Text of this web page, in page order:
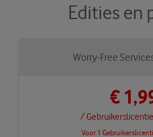
Edities en
Worry-Free
€
/ Gebruikerslicentie
Voor 1